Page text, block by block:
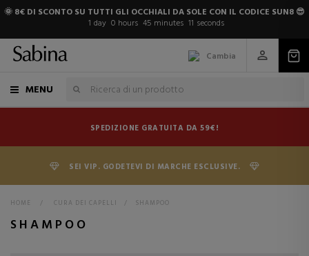
🌞 8€ DI SCONTO SU TUTTI GLI OCCHIALI DA SOLE CON IL CODICE SUN8 😎
1 day 0 hours 45 minutes 10 seconds
Cambia
MENU
SPEDIZIONE GRATUITA DA 59€!
SEI VIP. GODETEVI DI MARCHE ESCLUSIVE.
HOME > CURA DEI CAPELLI > SHAMPOO
SHAMPOO